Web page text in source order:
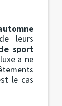
leurs
sport
a ne
le cas